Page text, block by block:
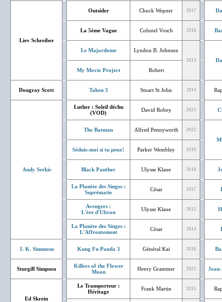
Liev Schreiber
Outsider Chuck Wepner 2017
La 5ème Vague Colonel Vosch 2016
Le Majordome Lyndon B. Johnson
2013
My Movie Project
Robert
Dougray Scott Taken 3 Stuart St John 2014
Andy Serkis
Luther : Soleil déchu
(VOD)
David Robey 2023
The Batman Alfred Pennyworth 2022
Séduis-moi si tu peux!
Parker Wembley 2019
Black Panther Ulysse Klaue 2018
La Planète des Singes :
Suprématie
César 2017
Avengers :
L'ère d'Ultron
Ulysse Klaue 2015
La Planète des Singes :
L'Affrontement
César 2014
J. K. Simmons Kung Fu Panda 3 Général Kai 2016
Sturgill Simpson
Killers of the Flower
Moon
Henry Grammer 2023
Ed Skrein
Le Transporteur :
Héritage
Frank Martin 2015